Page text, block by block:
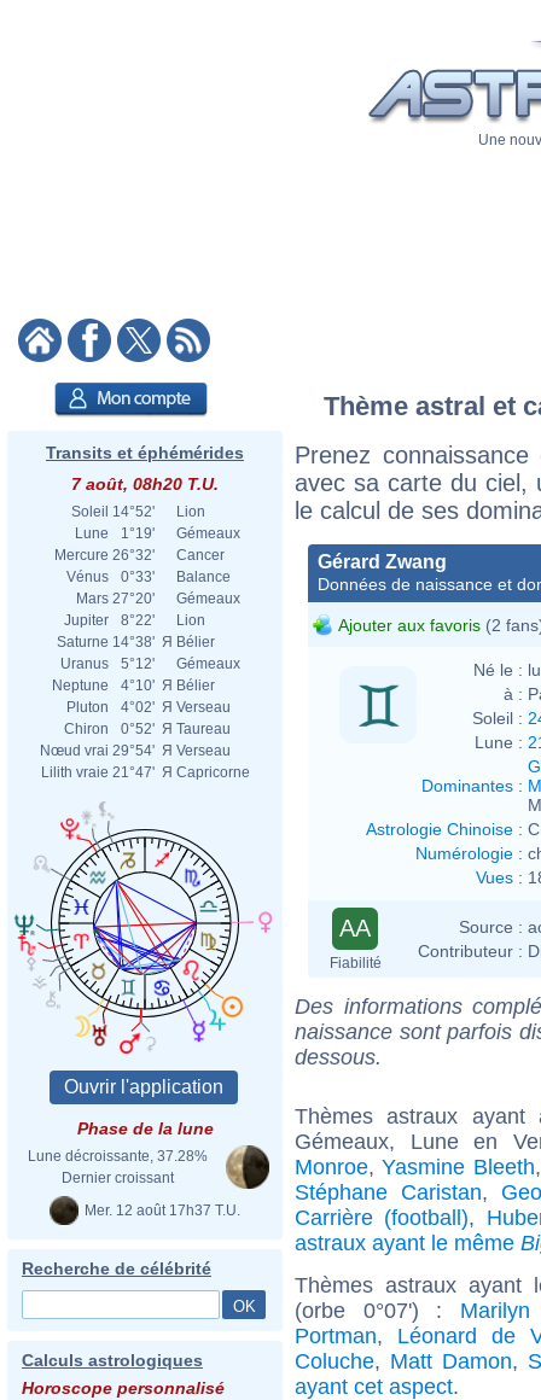
Une
Transits et éphémérides
7 août, 08h20 T.U.
Soleil 14°52'
Lion
Lune
1°19'
Gémeaux
Mercure 26°32'
Cancer
Vénus
0°33'
Balance
Mars 27°20'
Gémeaux
Jupiter
8°22'
Lion
Saturne 14°38' Я Bélier
Uranus
5°12'
Gémeaux
Neptune
4°10' Я Bélier
Pluton
4°02' Я Verseau
Chiron
0°52' Я Taureau
Nœud vrai 29°54' Я Verseau
Lilith vraie 21°47' Я Capricorne
Phase de la lune
Lune décroissante, 37.28%
Dernier croissant
Mer. 12 août 17h37 T.U.
Recherche de célébrité
Calculs astrologiques
Horoscope personnalisé
Thème astral et
Prenez
avec sa carte du ciel,
le calcul de ses
Gérard Zwang
Données de naissance et
Ajouter aux favoris (2
Né le :
à :
Soleil :
Lune :
Dominantes :
Astrologie Chinoise :
Numérologie :
Vues :
AA
Fiabilité
Source :
Contributeur :
Des informations
naissance sont parfois
dessous.
Thèmes astraux
Gémeaux, Lune en
Monroe,Yasmine Bleeth
Stéphane Caristan,
Carrière (football),
astraux ayant le même
Thèmes astraux ayant
(orbe 0°07') :
Portman, Léonard de
Coluche, Matt Damon,
ayant cet aspect.